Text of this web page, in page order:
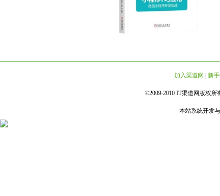
加入渠道网 新
©2009-2010 IT渠道网版权所
本站系统开发